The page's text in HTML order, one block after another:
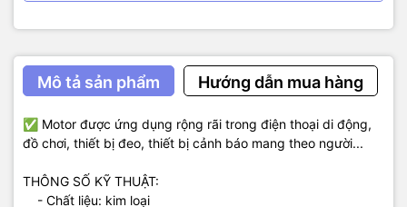
Mô tả sản phẩm Hướng dẫn mua hàng
✅ Motor được ứng dụng rộng rãi trong điện thoại di động,
đồ chơi, thiết bị đeo, thiết bị cảnh báo mang theo người...
THÔNG SỐ KỸ THUẬT:
- Chất liệu: kim loại